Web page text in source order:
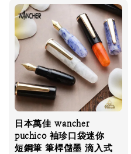
日本萬佳 wancher
puchico 袖珍口袋迷你
短鋼筆 筆桿儲墨 滴入式